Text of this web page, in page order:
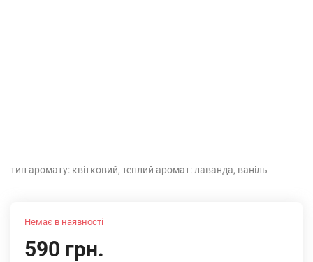
тип аромату: квітковий, теплий аромат: лаванда, ваніль
Немає в наявності
590 грн.